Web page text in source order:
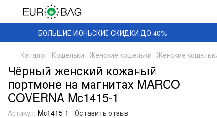
БОЛЬШИЕ ИЮНЬСКИЕ СКИДКИ ДО 40%
Каталог Кошельки Женские кошельки Женские
Чёрный женский кожаный
портмоне на магнитах MARCO
COVERNA Mc1415-1
Артикул: Mc1415-1 Оставить отзыв